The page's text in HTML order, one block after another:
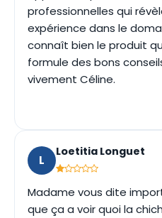
professionnelles qui
expérience dans le
connaît bien le produit
formule des bons
vivement Céline.
L
Loetitia Longuet
Madame vous dite
que ça a voir quoi la